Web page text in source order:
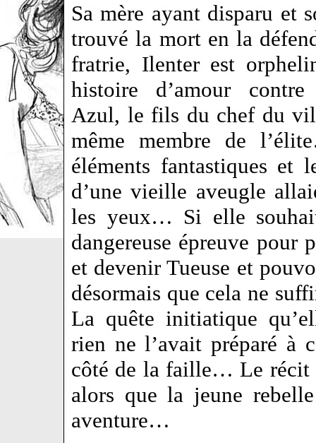
Sa mère ayant disparu et
trouvé la mort en la
fratrie, Ilenter est
histoire d’amour
Azul, le fils du chef du
même membre de
éléments fantastiques et
d’une vieille aveugle
les yeux… Si elle
dangereuse épreuve pour
et devenir Tueuse et
désormais que cela ne
La quête initiatique
rien ne l’avait préparé à
côté de la faille… Le récit
alors que la jeune
aventure…